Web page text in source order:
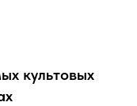
культовых